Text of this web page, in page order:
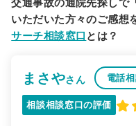
交通事故の通院先探しで
いただいた方々のご感想
サーチ相談窓口 とは？
まさやさん 電話
相談相談窓口の評価